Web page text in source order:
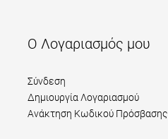
Ο Λογαριασμός μου
Σύνδεση
Δημιουργία Λογαριασμού
Ανάκτηση Κωδικού Πρόσβασης